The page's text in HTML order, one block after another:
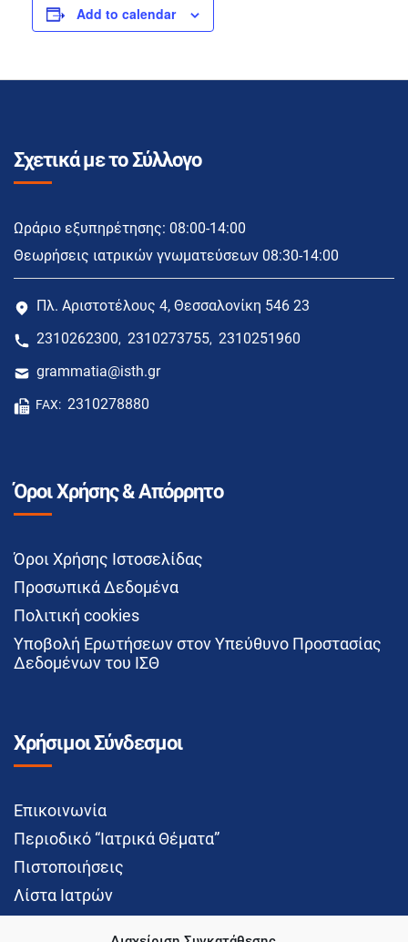
Add to calendar
Σχετικά με το Σύλλογο
Ωράριο εξυπηρέτησης: 08:00-14:00
Θεωρήσεις ιατρικών γνωματεύσεων 08:30-14:00
Πλ. Αριστοτέλους 4, Θεσσαλονίκη 546 23
2310262300, 2310273755, 2310251960
grammatia@isth.gr
FAX: 2310278880
Όροι Χρήσης & Απόρρητο
Όροι Χρήσης Ιστοσελίδας
Προσωπικά Δεδομένα
Πολιτική cookies
Υποβολή Ερωτήσεων στον Υπεύθυνο Προστασίας
Δεδομένων του ΙΣΘ
Χρήσιμοι Σύνδεσμοι
Επικοινωνία
Περιοδικό “Ιατρικά Θέματα”
Πιστοποιήσεις
Λίστα Ιατρών